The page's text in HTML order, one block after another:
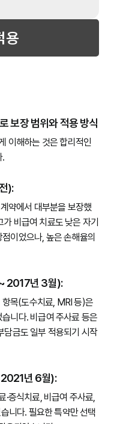
용
보장 범위와 적용 방식
이해하는 것은 합리적인
.
):
약에서 대부분을 보장했
비급여 치료도 낮은 자기
이었으나, 높은 손해율의
2017년 3월):
항목(도수치료, MRI 등)은
니다. 비급여 주사료 등은
담금도 일부 적용되기 시작
년 6월):
·증식치료, 비급여 주사료,
니다. 필요한 특약만 선택